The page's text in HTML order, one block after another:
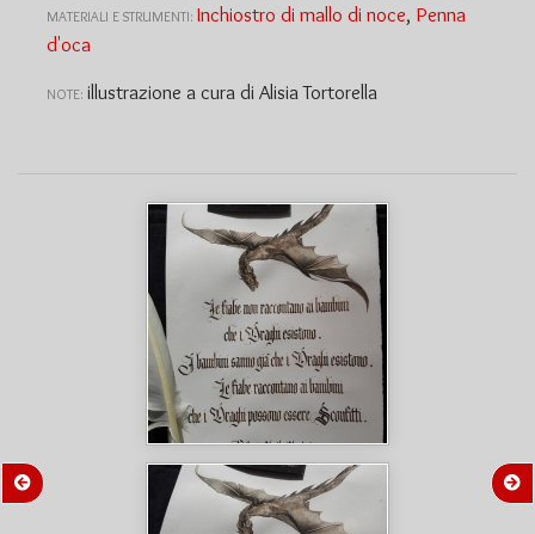
MATERIALI E STRUMENTI: Inchiostro di mallo di noce, Penna
d'oca
NOTE: illustrazione a cura di Alisia Tortorella